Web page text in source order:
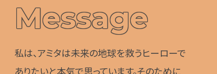
Message
私は、アミタは未来の地球を救うヒーローで
ありたいと本気で思っています。そのために